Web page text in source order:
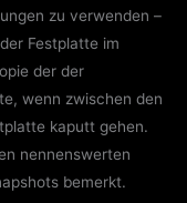
zu verwenden –
Festplatte im
der der
wenn zwischen den
kaputt gehen.
nennenswerten
bemerkt.